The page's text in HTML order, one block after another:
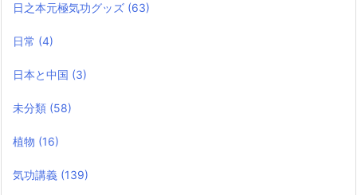
日之本元極気功グッズ (63)
日常 (4)
日本と中国 (3)
未分類 (58)
植物 (16)
気功講義 (139)